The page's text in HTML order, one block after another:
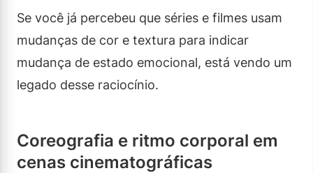
Se você já percebeu que séries e filmes usam
mudanças de cor e textura para indicar
mudança de estado emocional, está vendo um
legado desse raciocínio.
Coreografia e ritmo corporal em
cenas cinematográficas